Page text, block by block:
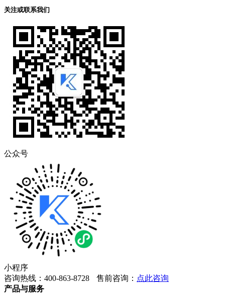
关注或联系我们
公众号
小程序
咨询热线：400-863-8728
售前咨询： 点此咨询
产品与服务